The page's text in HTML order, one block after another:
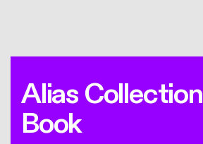
Alias Collection
Book